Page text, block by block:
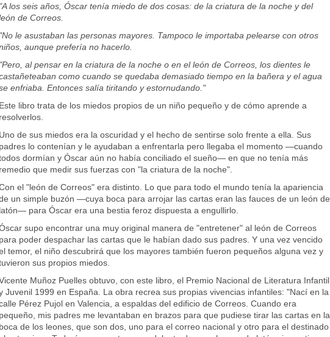
"A los seis años, Óscar tenía miedo de dos cosas: de la criatura de la noche y del
de Correos.
"No le asustaban las personas mayores. Tampoco le importaba pelearse con otros
aunque prefería no hacerlo.
"Pero, al pensar en la criatura de la noche o en el león de Correos, los dientes le
como cuando se quedaba demasiado tiempo en la bañera y el agua
enfriaba. Entonces salía tiritando y estornudando."
Este libro trata de los miedos propios de un niño pequeño y de cómo aprende a
resolverlos.
Uno de sus miedos era la oscuridad y el hecho de sentirse solo frente a ella. Sus
padres lo contenían y le ayudaban a enfrentarla pero llegaba el momento —cuando
dormían y Óscar aún no había conciliado el sueño— en que no tenía más
remedio que medir sus fuerzas con "la criatura de la noche".
el "león de Correos" era distinto. Lo que para todo el mundo tenía la apariencia
un simple buzón —cuya boca para arrojar las cartas eran las fauces de un león de
latón— para Óscar era una bestia feroz dispuesta a engullirlo.
supo encontrar una muy original manera de "entretener" al león de Correos
para poder despachar las cartas que le habían dado sus padres. Y una vez vencido
temor, el niño descubrirá que los mayores también fueron pequeños alguna vez y
sus propios miedos.
Muñoz Puelles obtuvo, con este libro, el Premio Nacional de Literatura Infantil
Juvenil 1999 en España. La obra recrea sus propias vivencias infantiles: "Nací en la
Pérez Pujol en Valencia, a espaldas del edificio de Correos. Cuando era
pequeño, mis padres me levantaban en brazos para que pudiese tirar las cartas en la
boca de los leones, que son dos, uno para el correo nacional y otro para el destinado